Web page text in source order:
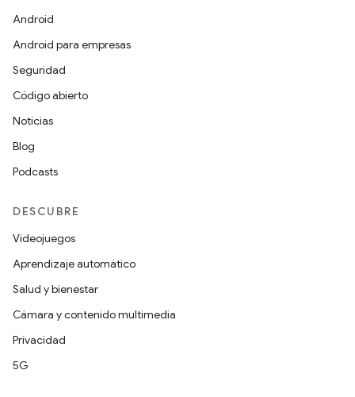
Android
Android para empresas
Seguridad
Código abierto
Noticias
Blog
Podcasts
DESCUBRE
Videojuegos
Aprendizaje automático
Salud y bienestar
Cámara y contenido multimedia
Privacidad
5G